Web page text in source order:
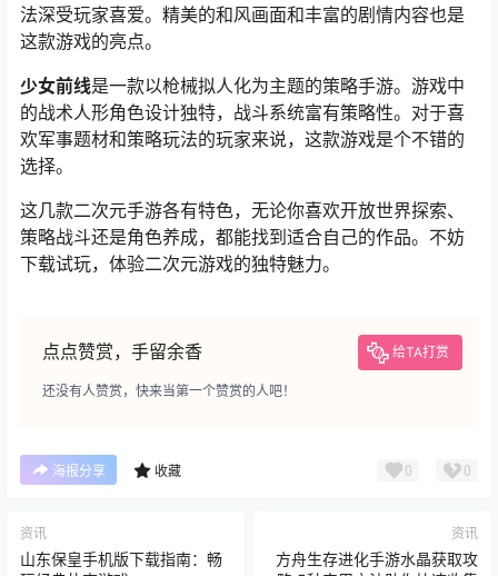
法深受玩家喜爱。精美的和风画面和丰富的剧情内容也是
这款游戏的亮点。
少女前线是一款以枪械拟人化为主题的策略手游。游戏中
的战术人形角色设计独特，战斗系统富有策略性。对于喜
欢军事题材和策略玩法的玩家来说，这款游戏是个不错的
选择。
这几款二次元手游各有特色，无论你喜欢开放世界探索、
策略战斗还是角色养成，都能找到适合自己的作品。不妨
下载试玩，体验二次元游戏的独特魅力。
点点赞赏，手留余香 给TA打赏
还没有人赞赏，快来当第一个赞赏的人吧！
海报分享 收藏 0 0
资讯
山东保皇手机版下载指南：畅
资讯
方舟生存进化手游水晶获取攻